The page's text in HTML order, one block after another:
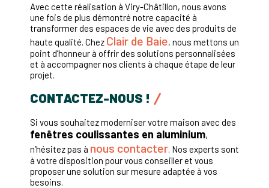
Avec cette réalisation à Viry-Châtillon, nous avons
une fois de plus démontré notre capacité à
transformer des espaces de vie avec des produits de
haute qualité. Chez Clair de Baie, nous mettons un
point d’honneur à offrir des solutions personnalisées
et à accompagner nos clients à chaque étape de leur
projet.
CONTACTEZ-NOUS !
Si vous souhaitez moderniser votre maison avec des
fenêtres coulissantes en aluminium,
n’hésitez pas à nous contacter . Nos experts sont
à votre disposition pour vous conseiller et vous
proposer une solution sur mesure adaptée à vos
besoins.